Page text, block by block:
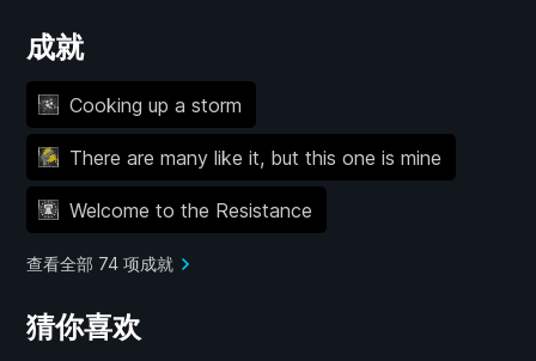
成就
Cooking up a storm
There are many like it, but this one is mine
Welcome to the Resistance
查看全部 74 项成就
猜你喜欢